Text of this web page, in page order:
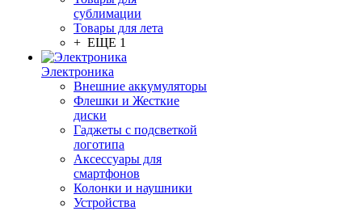
сублимации
Товары для лета
+ ЕЩЕ 1
Электроника
Внешние аккумуляторы
Флешки и Жесткие
диски
Гаджеты с подсветкой
логотипа
Аксессуары для
смартфонов
Колонки и наушники
Устройства